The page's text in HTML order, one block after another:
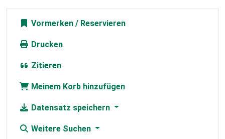
Vormerken
Drucken
Zitieren
Meinem Korb hinzufügen
Datensatz speichern
Weitere Suchen